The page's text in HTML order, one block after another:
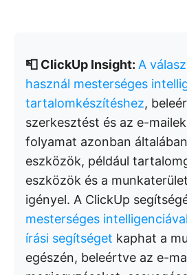
📮 ClickUp Insight: A
használ mesterséges
tartalomkészítéshez,
szerkesztést és az e-
folyamat azonban
eszközök, például
eszközök és a
igényel. A ClickUp
mesterséges
írási segítséget kaphat a
egészén, beleértve az e-